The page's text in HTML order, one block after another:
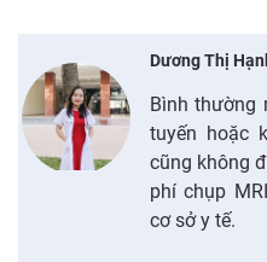
Dương Thị
Bình thường
tuyến hoặc
cũng không
phí chụp
cơ sở y tế.